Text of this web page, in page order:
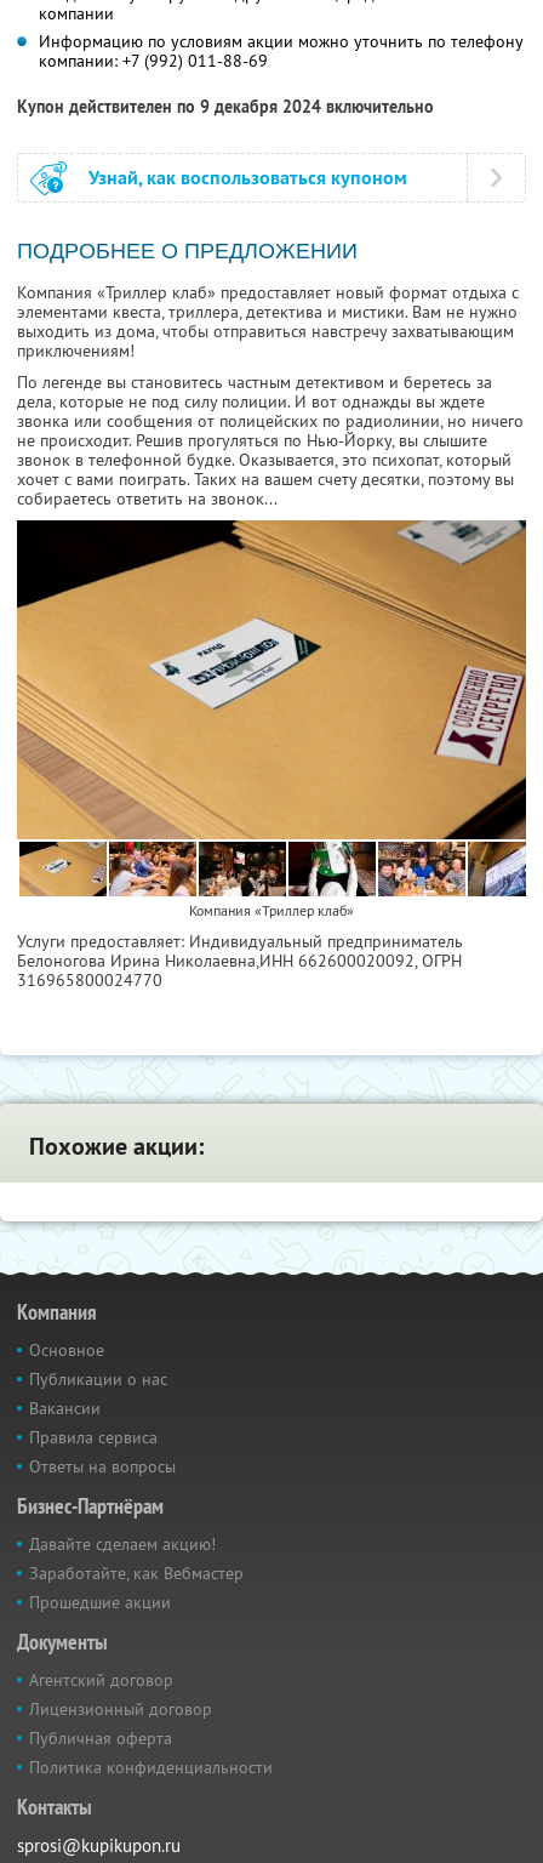
компании
Информацию по условиям акции можно уточнить по телефону
компании: +7 (992) 011-88-69
Купон действителен по 9 декабря 2024 включительно
Узнай, как воспользоваться купоном
ПОДРОБНЕЕ О ПРЕДЛОЖЕНИИ
Компания «Триллер клаб» предоставляет новый формат отдыха с
элементами квеста, триллера, детектива и мистики. Вам не нужно
выходить из дома, чтобы отправиться навстречу захватывающим
приключениям!
По легенде вы становитесь частным детективом и беретесь за
дела, которые не под силу полиции. И вот однажды вы ждете
звонка или сообщения от полицейских по радиолинии, но ничего
не происходит. Решив прогуляться по Нью-Йорку, вы слышите
звонок в телефонной будке. Оказывается, это психопат, который
хочет с вами поиграть. Таких на вашем счету десятки, поэтому вы
собираетесь ответить на звонок...
Компания «Триллер клаб»
Услуги предоставляет: Индивидуальный предприниматель
Белоногова Ирина Николаевна,ИНН 662600020092, ОГРН
316965800024770
Похожие акции:
Компания
Основное
Публикации о нас
Вакансии
Правила сервиса
Ответы на вопросы
Бизнес-Партнёрам
Давайте сделаем акцию!
Заработайте, как Вебмастер
Прошедшие акции
Документы
Агентский договор
Лицензионный договор
Публичная оферта
Политика конфиденциальности
Контакты
sprosi@kupikupon.ru